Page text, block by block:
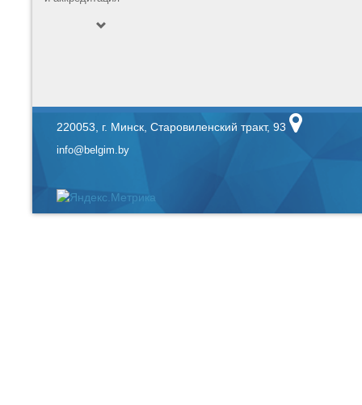
220053, г. Минск, Старовиленский тракт, 93
info@belgim.by